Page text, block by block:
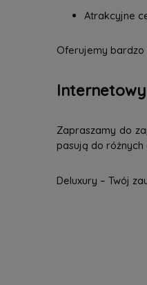
Atrakcyjne
Oferujemy bardzo
Zapraszamy do
pasują do różnych
Deluxury – Twój